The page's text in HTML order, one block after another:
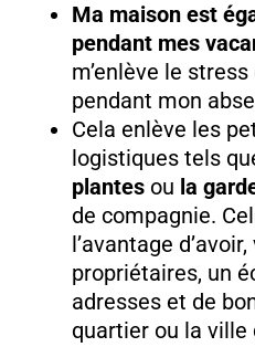
Ma maison est
pendant mes
m’enlève le
pendant mon
Cela enlève les
logistiques tels
plantesou la
de compagnie.
l’avantage
propriétaires, un
adresses et de
quartier ou la ville